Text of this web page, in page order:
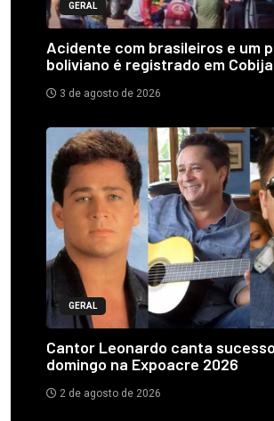
GERAL
Acidente com brasileiros e um
boliviano é registrado em Cobija
3 de agosto de 2026
GERAL
Cantor Leonardo canta
domingo na Expoacre 2026
2 de agosto de 2026